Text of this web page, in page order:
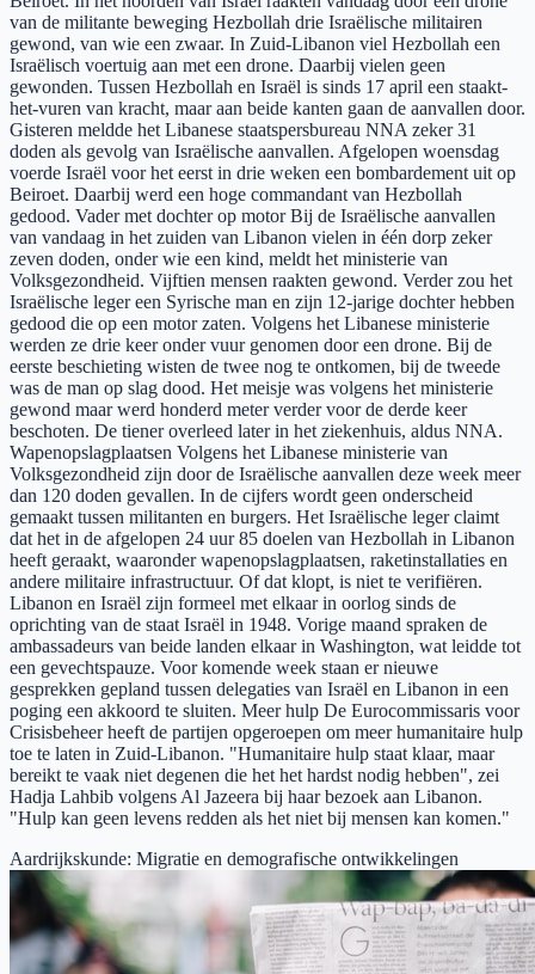
van de militante beweging Hezbollah drie Israëlische militairen
gewond, van wie een zwaar. In Zuid-Libanon viel Hezbollah een
Israëlisch voertuig aan met een drone. Daarbij vielen geen
gewonden. Tussen Hezbollah en Israël is sinds 17 april een staakt-
het-vuren van kracht, maar aan beide kanten gaan de aanvallen door.
Gisteren meldde het Libanese staatspersbureau NNA zeker 31
doden als gevolg van Israëlische aanvallen. Afgelopen woensdag
voerde Israël voor het eerst in drie weken een bombardement uit op
Beiroet. Daarbij werd een hoge commandant van Hezbollah
gedood. Vader met dochter op motor Bij de Israëlische aanvallen
van vandaag in het zuiden van Libanon vielen in één dorp zeker
zeven doden, onder wie een kind, meldt het ministerie van
Volksgezondheid. Vijftien mensen raakten gewond. Verder zou het
Israëlische leger een Syrische man en zijn 12-jarige dochter hebben
gedood die op een motor zaten. Volgens het Libanese ministerie
werden ze drie keer onder vuur genomen door een drone. Bij de
eerste beschieting wisten de twee nog te ontkomen, bij de tweede
was de man op slag dood. Het meisje was volgens het ministerie
gewond maar werd honderd meter verder voor de derde keer
beschoten. De tiener overleed later in het ziekenhuis, aldus NNA.
Wapenopslagplaatsen Volgens het Libanese ministerie van
Volksgezondheid zijn door de Israëlische aanvallen deze week meer
dan 120 doden gevallen. In de cijfers wordt geen onderscheid
gemaakt tussen militanten en burgers. Het Israëlische leger claimt
dat het in de afgelopen 24 uur 85 doelen van Hezbollah in Libanon
heeft geraakt, waaronder wapenopslagplaatsen, raketinstallaties en
andere militaire infrastructuur. Of dat klopt, is niet te verifiëren.
Libanon en Israël zijn formeel met elkaar in oorlog sinds de
oprichting van de staat Israël in 1948. Vorige maand spraken de
ambassadeurs van beide landen elkaar in Washington, wat leidde tot
een gevechtspauze. Voor komende week staan er nieuwe
gesprekken gepland tussen delegaties van Israël en Libanon in een
poging een akkoord te sluiten. Meer hulp De Eurocommissaris voor
Crisisbeheer heeft de partijen opgeroepen om meer humanitaire hulp
toe te laten in Zuid-Libanon. "Humanitaire hulp staat klaar, maar
bereikt te vaak niet degenen die het het hardst nodig hebben", zei
Hadja Lahbib volgens Al Jazeera bij haar bezoek aan Libanon.
"Hulp kan geen levens redden als het niet bij mensen kan komen."
Aardrijkskunde: Migratie en demografische ontwikkelingen